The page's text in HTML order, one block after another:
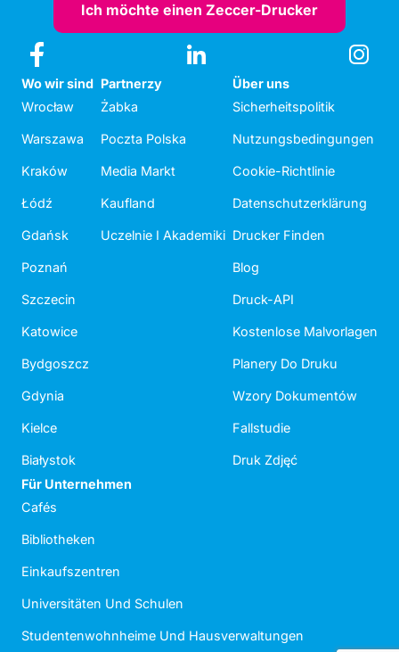
Ich möchte einen Zeccer-Drucker
Wo wir sind
Wrocław
Warszawa
Kraków
Łódź
Gdańsk
Poznań
Szczecin
Katowice
Bydgoszcz
Gdynia
Kielce
Białystok
Partnerzy
Żabka
Poczta Polska
Media Markt
Kaufland
Uczelnie I Akademiki
Über uns
Sicherheitspolitik
Nutzungsbedingungen
Cookie-Richtlinie
Datenschutzerklärung
Drucker Finden
Blog
Druck-API
Kostenlose Malvorlagen
Planery Do Druku
Wzory Dokumentów
Fallstudie
Druk Zdjęć
Für Unternehmen
Cafés
Bibliotheken
Einkaufszentren
Universitäten Und Schulen
Studentenwohnheime Und Hausverwaltungen